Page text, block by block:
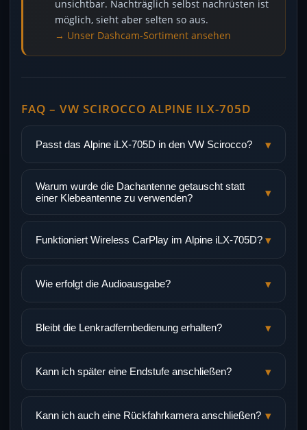
unsichtbar. Nachträglich selbst nachrüsten ist
möglich, sieht aber selten so aus.
→ Unser Dashcam-Sortiment ansehen
FAQ – VW SCIROCCO ALPINE ILX-705D
Passt das Alpine iLX-705D in den VW Scirocco? ▾
Warum wurde die Dachantenne getauscht statt
einer Klebeantenne zu verwenden?
▾
Funktioniert Wireless CarPlay im Alpine iLX-705D? ▾
Wie erfolgt die Audioausgabe? ▾
Bleibt die Lenkradfernbedienung erhalten? ▾
Kann ich später eine Endstufe anschließen? ▾
Kann ich auch eine Rückfahrkamera anschließen? ▾